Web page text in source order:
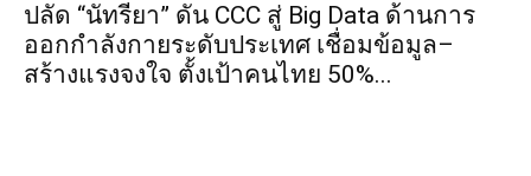
ปลัด “นัทรียา” ดัน CCC สู่ Big Data ด้านการ
ออกกำลังกายระดับประเทศ เชื่อมข้อมูล–
สร้างแรงจูงใจ ตั้งเป้าคนไทย 50%...